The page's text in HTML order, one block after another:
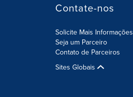
Contate-nos
Solicite Mais Informações
Seja um Parceiro
Contato de Parceiros
Sites Globais